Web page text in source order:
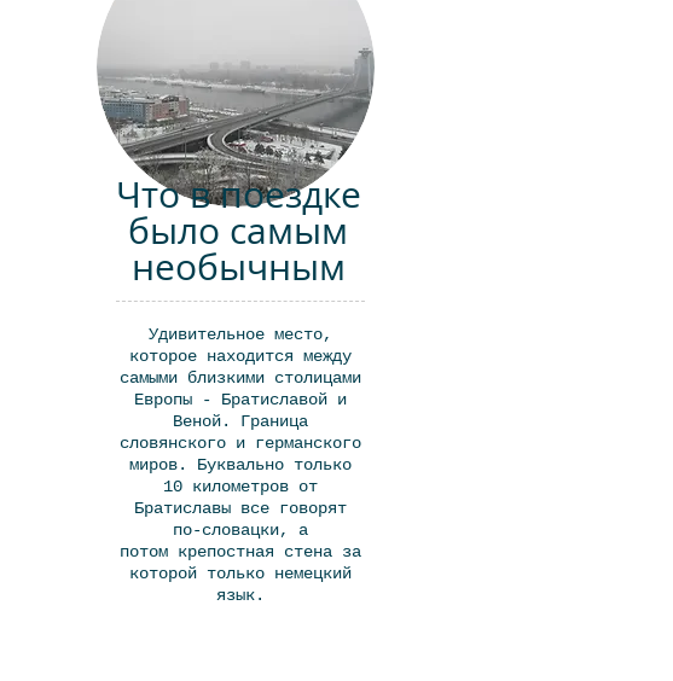
Что в поездке
было самым
необычным
Удивительное место,
которое находится между
самыми близкими столицами
Европы - Братиславой и
Веной. Граница
словянского и германского
миров. Буквально только
10 километров от
Братиславы все говорят
по-словацки, а
потом крепостная стена за
которой только немецкий
язык.